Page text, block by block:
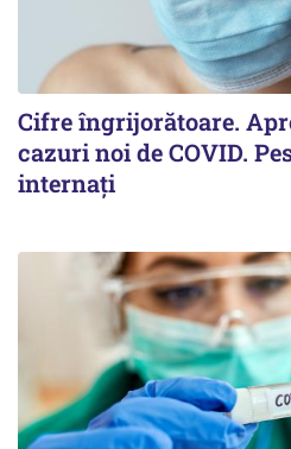
Cifre îngrijorătoare.
cazuri noi de COVID.
internați